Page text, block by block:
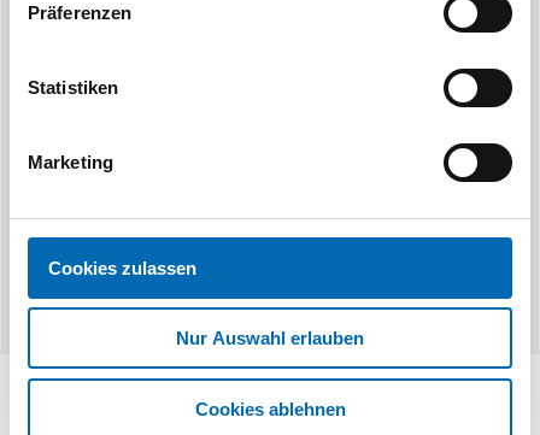
Präferenzen
Statistiken
Marketing
Cookies zulassen
Nur Auswahl erlauben
Cookies ablehnen
Hybrid-Montagekleber